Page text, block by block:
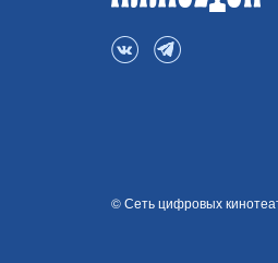
© Сеть цифровых